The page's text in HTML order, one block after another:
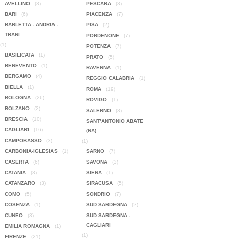
AVELLINO
(3)
BARI
(6)
BARLETTA - ANDRIA -
TRANI
(1)
BASILICATA
(1)
BENEVENTO
(1)
BERGAMO
(4)
BIELLA
(1)
BOLOGNA
(26)
BOLZANO
(2)
BRESCIA
(10)
CAGLIARI
(16)
CAMPOBASSO
(3)
CARBONIA-IGLESIAS
(1)
CASERTA
(6)
CATANIA
(3)
CATANZARO
(3)
COMO
(5)
COSENZA
(1)
CUNEO
(3)
EMILIA ROMAGNA
(1)
FIRENZE
(21)
PESCARA
(3)
PIACENZA
(7)
PISA
(2)
PORDENONE
(7)
POTENZA
(7)
PRATO
(5)
RAVENNA
(1)
REGGIO CALABRIA
(1)
ROMA
(19)
ROVIGO
(1)
SALERNO
(3)
SANT’ANTONIO ABATE
(NA)
(1)
SARNO
(7)
SAVONA
(3)
SIENA
(1)
SIRACUSA
(5)
SONDRIO
(7)
SUD SARDEGNA
(2)
SUD SARDEGNA -
CAGLIARI
(1)